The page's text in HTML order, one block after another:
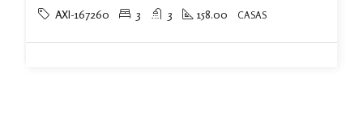
AXI-167260 3 3 158.00 CASAS